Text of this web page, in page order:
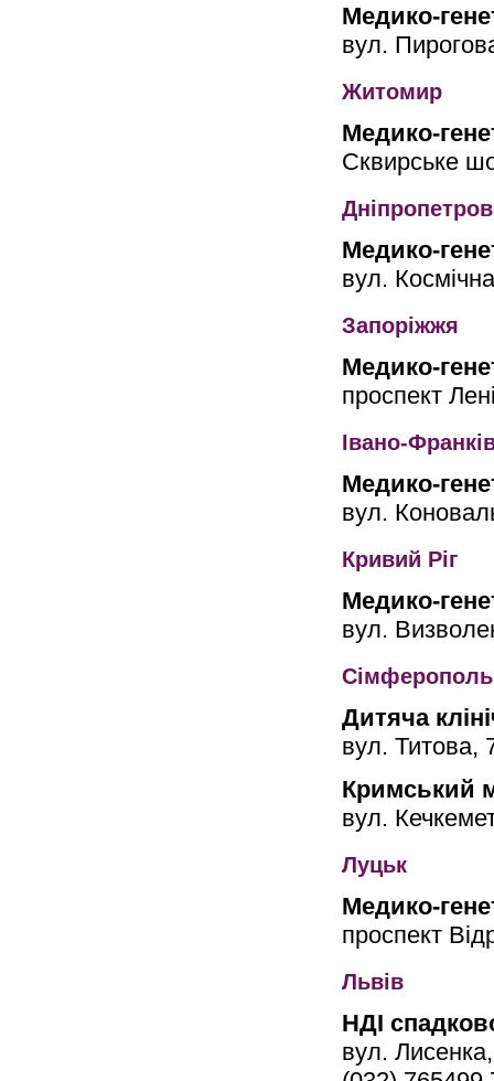
Медико-
вул.
Житомир
Медико-
Сквирське
Медико-
вул.
Запоріжжя
Медико-
проспект
Івано-
Медико-
вул.
Кривий Ріг
Медико-
вул.
Сімферополь
Дитяча
вул. Титова,
Кримський
вул.
Луцьк
Медико-
проспект
Львів
НДІ
вул.